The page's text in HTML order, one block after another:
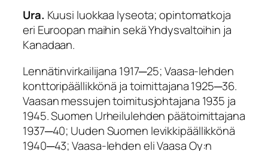
Ura. Kuusi luokkaa lyseota; opintomatkoja
eri Euroopan maihin sekä Yhdysvaltoihin ja
Kanadaan.
Lennätinvirkailijana 1917─25; Vaasa-lehden
konttoripäällikkönä ja toimittajana 1925─36.
Vaasan messujen toimitusjohtajana 1935 ja
1945. Suomen Urheilulehden päätoimittajana
1937─40; Uuden Suomen levikkipäällikkönä
1940─43; Vaasa-lehden eli Vaasa Oy:n